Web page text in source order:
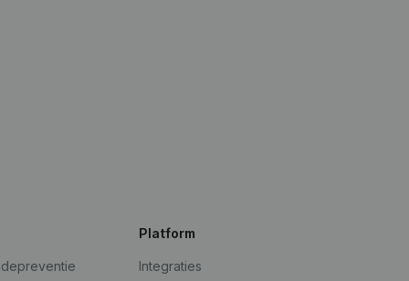
Platform
Integraties